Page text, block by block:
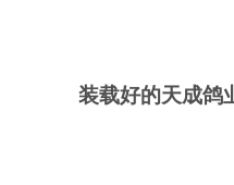
装载好的天成鸽